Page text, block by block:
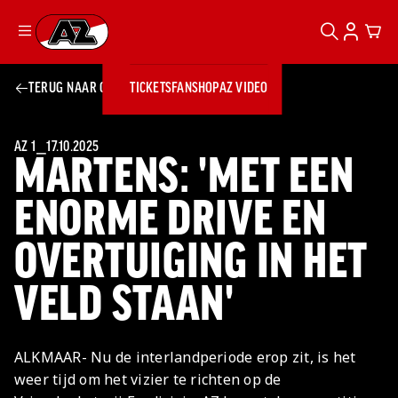
Ga naar onze homepage
TICKETSFANSHOPAZ VIDEO
TICKETS
TICKETS
AZ 1
AZ
JONG AZ
AZ VIDEO
BUSINESS
BUSINESS
AZ Business
Wat is AZ
Business?
AZ Business
Events
Losse tickets
Hospitality
Kees Kist
Lounge
Georg Kessler
Lounge
Skybox
Exposure
Partnership
Bestel je
seizoenkaart
Teams
Club & Fans
ZOEKEN
TERUG NAAR OVERZICHT
MARTENS: 'MET EEN
ENORME DRIVE EN
OVERTUIGING IN HET
VELD STAAN'
AZ 1 ⎯17.10.2025
ALKMAAR- Nu de interlandperiode erop zit, is het
weer tijd om het vizier te richten op de